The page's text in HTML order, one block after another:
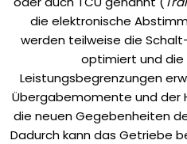
die elektronische
werden teilweise die
optimiert und
Leistungsbegrenzungen
Übergabemomente und der
die neuen Gegebenheiten
Dadurch kann das Getriebe